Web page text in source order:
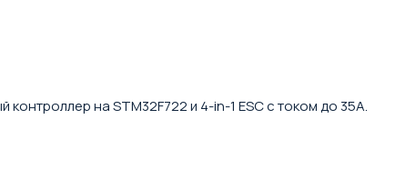
на STM32F722 и 4-in-1 ESC с током до 35A.